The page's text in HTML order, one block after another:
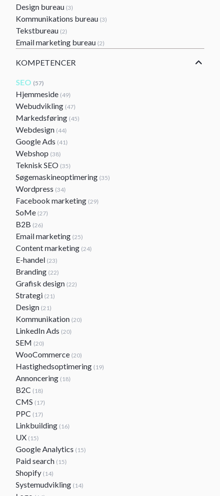
Design bureau (3)
Kommunikations bureau (3)
Tekstbureau (2)
Email marketing bureau (2)
KOMPETENCER
SEO (57)
Hjemmeside (49)
Webudvikling (47)
Markedsføring (45)
Webdesign (44)
Google Ads (41)
Webshop (38)
Teknisk SEO (35)
Søgemaskineoptimering (35)
Wordpress (34)
Facebook marketing (29)
SoMe (27)
B2B (26)
Email marketing (25)
Content marketing (24)
E-handel (23)
Branding (22)
Grafisk design (22)
Strategi (21)
Design (21)
Kommunikation (20)
LinkedIn Ads (20)
SEM (20)
WooCommerce (20)
Hastighedsoptimering (19)
Annoncering (18)
B2C (18)
CMS (17)
PPC (17)
Linkbuilding (16)
UX (15)
Google Analytics (15)
Paid search (15)
Shopify (14)
Systemudvikling (14)